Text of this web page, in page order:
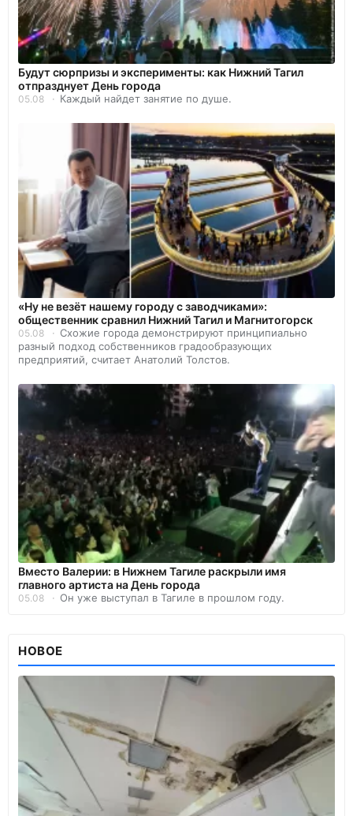
Будут сюрпризы и эксперименты: как Нижний Тагил
отпразднует День города
05.08 Каждый найдет занятие по душе.
«Ну не везёт нашему городу с заводчиками»:
общественник сравнил Нижний Тагил и Магнитогорск
05.08
Схожие города демонстрируют принципиально
разный подход собственников градообразующих
предприятий, считает Анатолий Толстов.
Вместо Валерии: в Нижнем Тагиле раскрыли имя
главного артиста на День города
05.08 Он уже выступал в Тагиле в прошлом году.
НОВОЕ